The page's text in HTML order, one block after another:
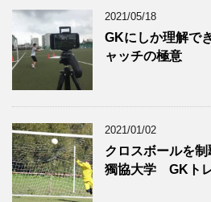
2021/05/18
GKにしか理解で
ャッチの極意
2021/01/02
クロスボールを
獨協大学 GKト